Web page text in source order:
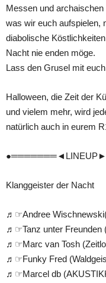
Messen und
was wir euch aufspielen,
diabolische
Nacht nie enden möge.
Lass den Grusel mit
Halloween, die Zeit der
und vielem mehr, wird
natürlich auch in eurem
Klanggeister der Nacht
♬☞Andree
♬☞Tanz unter Freunden
♬☞Marc van Tosh
♬☞Funky Fred
♬☞Marcel db